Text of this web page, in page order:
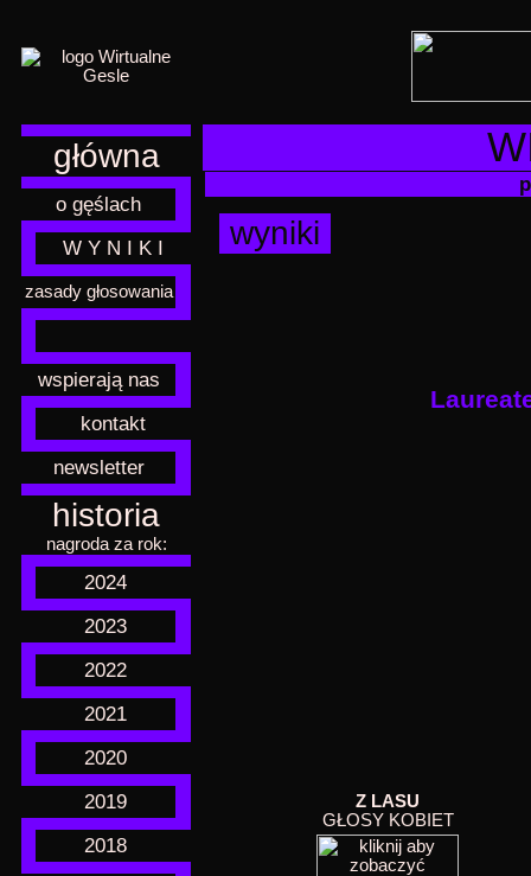
główna
o gęślach
W Y N I K I
zasady głosowania
wspierają nas
kontakt
newsletter
historia
nagroda za rok:
2024
2023
2022
2021
2020
2019
2018
wyniki
Z LASU
GŁOSY KOBIET